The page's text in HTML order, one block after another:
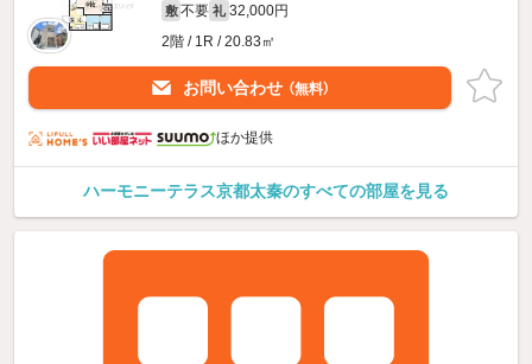
敷 不要 礼 32,000円
2階 / 1R / 20.83㎡
お問い合わせ （無料）
ほか提供
ハーモニーテラス京都太秦のすべての部屋を見る